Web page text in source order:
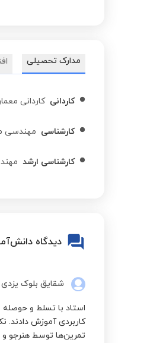
مدارک تحصیلی
کاردانی کاردانی
کارشناسی مهندسی
کارشناسی ارشد
دیدگاه
شقایق بلوک یزدی
کاربردی آموزش دادند.
تمرین‌ها توسط هنرجو